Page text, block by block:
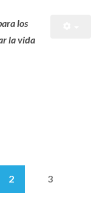
los
la vida
2 3